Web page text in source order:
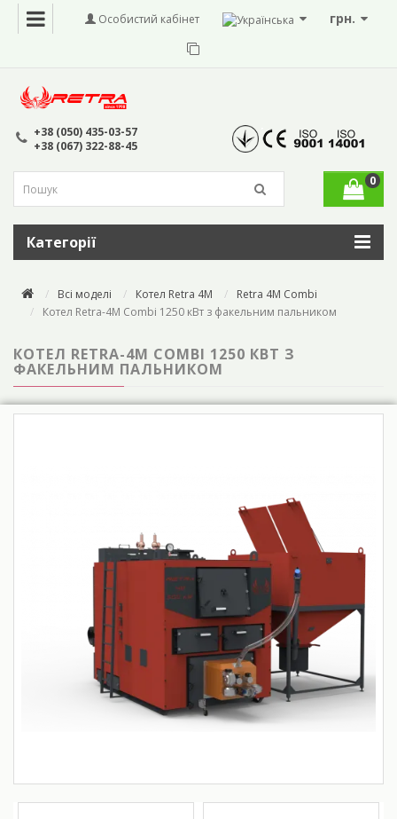
грн.
Особистий кабінет
+38 (050) 435-03-57
+38 (067) 322-88-45
0
Категорії
Всі моделі Котел Retra 4M
Retra 4M Combi
Котел Retra-4М Combi 1250 кВт з факельним пальником
КОТЕЛ RETRA-4М COMBI 1250 КВТ З
ФАКЕЛЬНИМ ПАЛЬНИКОМ